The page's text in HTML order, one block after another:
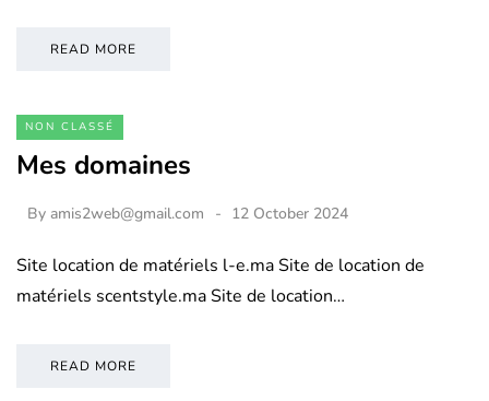
READ MORE
NON CLASSÉ
Mes domaines
By amis2web@gmail.com 12 October 2024
Site location de matériels l-e.ma Site de location de
matériels scentstyle.ma Site de location…
READ MORE